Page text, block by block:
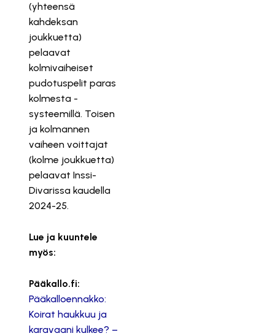
(yhteensä
kahdeksan
joukkuetta)
pelaavat
kolmivaiheiset
pudotuspelit paras
kolmesta -
systeemillä. Toisen
ja kolmannen
vaiheen voittajat
(kolme joukkuetta)
pelaavat Inssi-
Divarissa kaudella
2024-25.
Lue ja kuuntele
myös:
Pääkallo.fi:
Pääkalloennakko:
Koirat haukkuu ja
karavaani kulkee? –